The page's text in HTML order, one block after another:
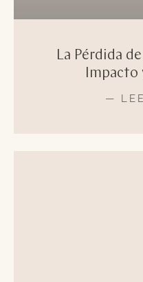
La Pérdida
Impacto
—